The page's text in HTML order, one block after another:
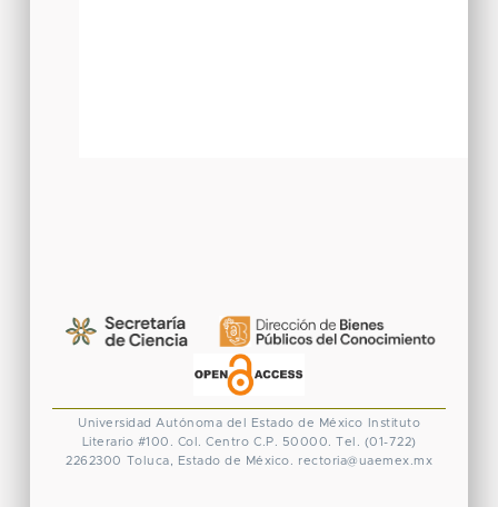
Universidad Autónoma del Estado de México
Instituto
Literario #100. Col. Centro C.P. 50000. Tel. (01-722)
2262300 Toluca, Estado de México. rectoria@uaemex.mx